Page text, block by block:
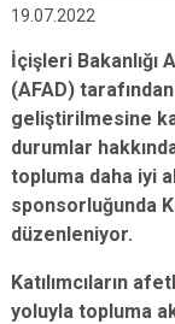
19.07.2022
İçişleri Bakanlığı
(AFAD)
geliştirilmesine
durumlar
topluma daha iyi
sponsorluğunda
düzenleniyor.
Katılımcıların
yoluyla topluma